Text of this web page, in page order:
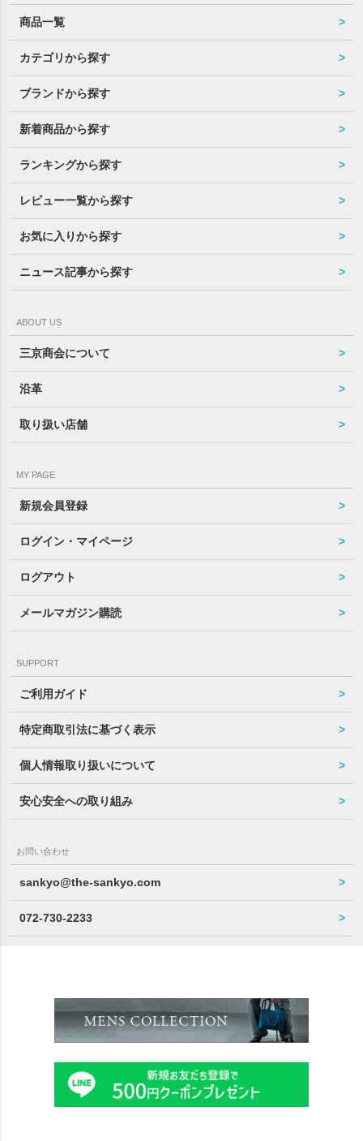
商品一覧
カテゴリから探す
ブランドから探す
新着商品から探す
ランキングから探す
レビュー一覧から探す
お気に入りから探す
ニュース記事から探す
ABOUT US
三京商会について
沿革
取り扱い店舗
MY PAGE
新規会員登録
ログイン・マイページ
ログアウト
メールマガジン購読
SUPPORT
ご利用ガイド
特定商取引法に基づく表示
個人情報取り扱いについて
安心安全への取り組み
お問い合わせ
sankyo@the-sankyo.com
072-730-2233